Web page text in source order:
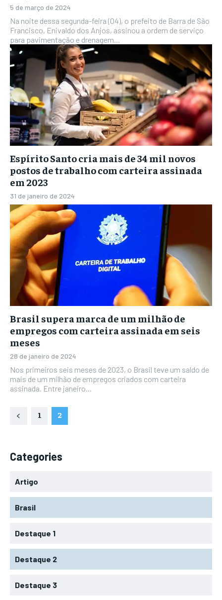
5 de março de 2024
Na noite dessa segunda-feira (04), o prefeito de Barra de São
Francisco, Enivaldo dos Anjos, assinou a ordem de serviço
para pavimentação e drenagem...
Espírito Santo cria mais de 34 mil novos
postos de trabalho com carteira assinada
em 2023
31 de janeiro de 2024
Brasil supera marca de um milhão de
empregos com carteira assinada em seis
meses
28 de janeiro de 2024
Nos primeiros seis meses de 2023, o Brasil teve um saldo de
mais de um milhão de empregos criados com carteira
assinada. Entre janeiro...
1 2
Categories
Artigo
Brasil
Destaque 1
Destaque 2
Destaque 3